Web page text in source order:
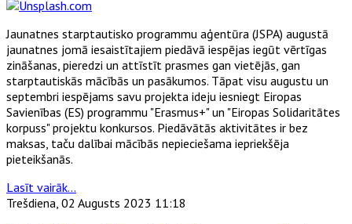
Jaunatnes starptautisko programmu aģentūra (JSPA) augustā
jaunatnes jomā iesaistītajiem piedāvā iespējas iegūt vērtīgas
zināšanas, pieredzi un attīstīt prasmes gan vietējās, gan
starptautiskās mācībās un pasākumos. Tāpat visu augustu un
septembri iespējams savu projekta ideju iesniegt Eiropas
Savienības (ES) programmu "Erasmus+" un "Eiropas Solidaritātes
korpuss" projektu konkursos. Piedāvātās aktivitātes ir bez
maksas, taču dalībai mācībās nepieciešama iepriekšēja
pieteikšanās.
Lasīt vairāk...
Trešdiena, 02 Augusts 2023 11:18